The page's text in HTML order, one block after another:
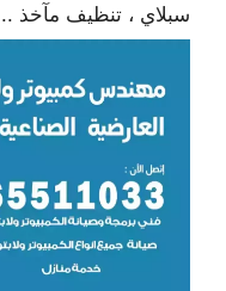
سبلاي ، تنظيف مآخذ